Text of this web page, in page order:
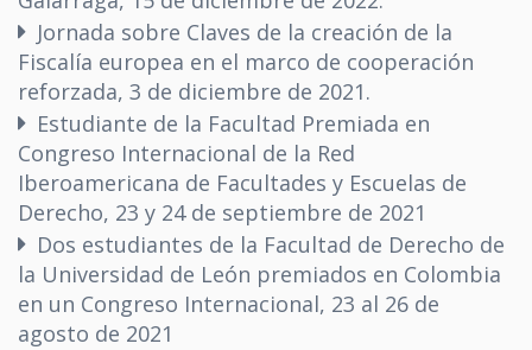
Jornada sobre Claves de la creación de la
Fiscalía europea en el marco de cooperación
reforzada, 3 de diciembre de 2021.
Estudiante de la Facultad Premiada en
Congreso Internacional de la Red
Iberoamericana de Facultades y Escuelas de
Derecho, 23 y 24 de septiembre de 2021
Dos estudiantes de la Facultad de Derecho de
la Universidad de León premiados en Colombia
en un Congreso Internacional, 23 al 26 de
agosto de 2021